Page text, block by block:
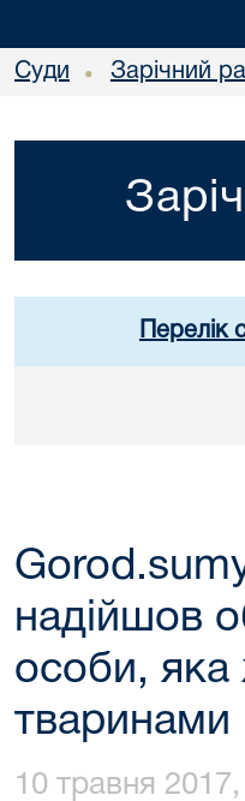
Суди • Зарічний
Перелік
надійшов
особи, яка
тваринами
10 травня